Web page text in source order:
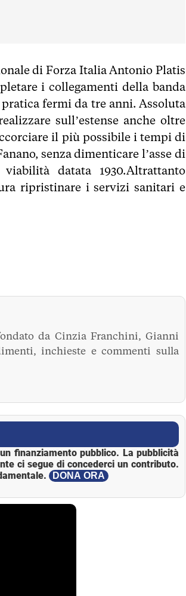
di Forza Italia Antonio Platis
i collegamenti della banda
fermi da tre anni. Assoluta
sull’estense anche oltre
il più possibile i tempi di
senza dimenticare l’asse di
datata 1930.Altrattanto
ripristinare i servizi sanitari e
da Cinzia Franchini, Gianni
inchieste e commenti sulla
finanziamento pubblico. La pubblicità
ci segue di concederci un contributo.
DONA ORA